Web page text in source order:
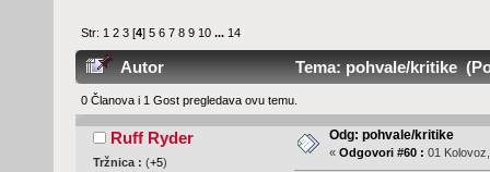
Str: 1 2 3 [4]5 6 7 8 9 10 ... 14
Autor Tema: pohvale/kritike
0 Članova i 1 Gost pregledava ovu temu.
Ruff Ryder
Tržnica : (+5)
Odg: pohvale/kritike
« Odgovori #60 : 01